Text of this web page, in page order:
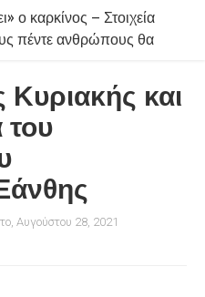
ο καρκίνος – Στοιχεία
πέντε ανθρώπους θα
και
Αυγούστου 28, 2021